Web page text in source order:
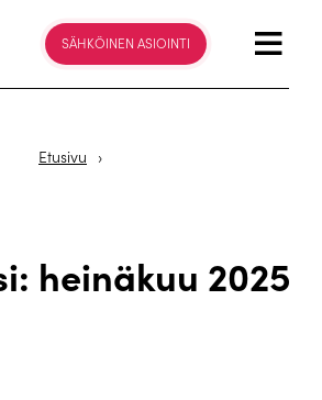
SÄHKÖINEN ASIOINTI
Etusivu ›
heinäkuu 2025